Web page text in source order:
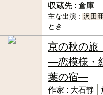
収蔵先 : 倉庫
主な出演 : 沢田
とき
京の秋の
―恋模様・
葉の宿―
作家 : 大石静